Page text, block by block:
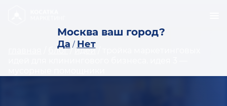
Москва ваш город?
Да / Нет
блог / идеи